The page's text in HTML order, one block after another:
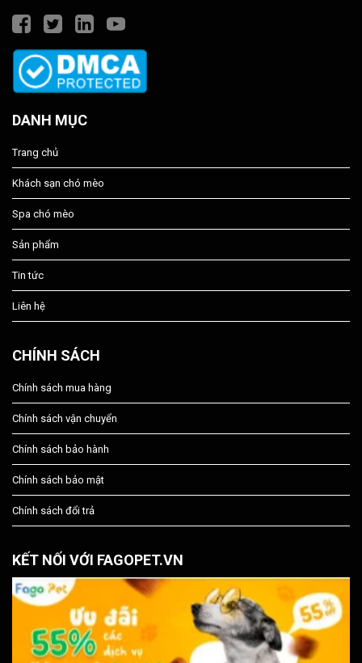
DANH MỤC
Trang chủ
Khách sạn chó mèo
Spa chó mèo
Sản phẩm
Tin tức
Liên hệ
CHÍNH SÁCH
Chính sách mua hàng
Chính sách vận chuyển
Chính sách bảo hành
Chính sách bảo mật
Chính sách đổi trả
KẾT NỐI VỚI FAGOPET.VN